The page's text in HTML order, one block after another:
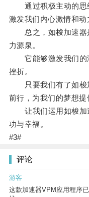
通过积极主动的思
激发我们内心激情和动
总之，如梭加速器
力源泉。
它能够激发我们的
挫折。
只要我们有了如梭
前行，为我们的梦想提
让我们运用如梭加
功与幸福。
#3#
评论
游客
这款加速器VPM应用程序